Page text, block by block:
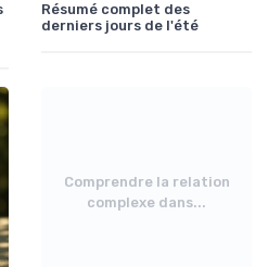
Résumé complet des
derniers jours de l'été
Comprendre la relation
complexe dans...